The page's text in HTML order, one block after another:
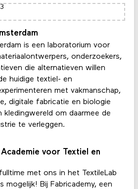
is een laboratorium voor
onderzoekers,
die alternatieven willen
huidige textiel- en
met vakmanschap,
digitale fabricatie en biologie
kledingwereld om daarmee de
te verleggen.
voor Textiel en
met ons in het TextileLab
mogelijk! Bij Fabricademy, een